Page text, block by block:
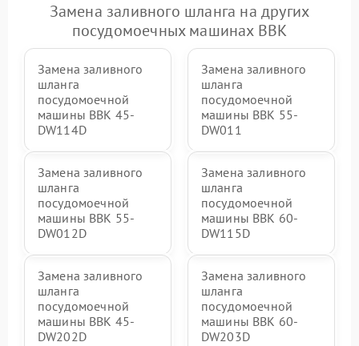
Замена заливного шланга на других
посудомоечных машинах BBK
Замена заливного
шланга
посудомоечной
машины BBK 45-
DW114D
Замена заливного
шланга
посудомоечной
машины BBK 55-
DW011
Замена заливного
шланга
посудомоечной
машины BBK 55-
DW012D
Замена заливного
шланга
посудомоечной
машины BBK 60-
DW115D
Замена заливного
шланга
посудомоечной
машины BBK 45-
DW202D
Замена заливного
шланга
посудомоечной
машины BBK 60-
DW203D